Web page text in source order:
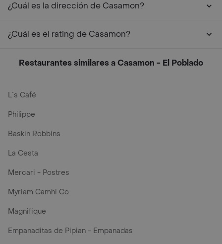
¿Cuál es la dirección de Casamon?
¿Cuál es el rating de Casamon?
Restaurantes similares a Casamon - El Poblado
L´s Café
Philippe
Baskin Robbins
La Cesta
Mercari - Postres
Myriam Camhi Co
Magnifique
Empanaditas de Pipian - Empanadas